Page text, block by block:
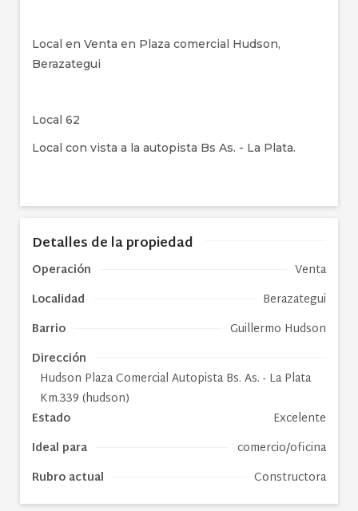
Local en Venta en Plaza comercial Hudson,
Berazategui
Local 62
Local con vista a la autopista Bs As. - La Plata.
Detalles de la propiedad
Operación
Venta
Localidad
Berazategui
Barrio
Guillermo Hudson
Dirección
Hudson Plaza Comercial Autopista Bs. As. - La Plata
Km.339 (hudson)
Estado
Excelente
Ideal para
comercio/oficina
Rubro actual
Constructora